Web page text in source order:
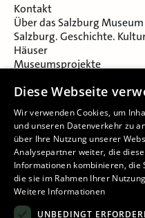
Kontakt
Über das Salzburg Museum
Salzburg. Geschichte.
Häuser
Museumsprojekte
Museumsverein Celtic
Impressum
Diese Webseite
Wir verwenden Cookies, um
und unseren Datenverkehr zu
über Ihre Nutzung unserer
Analysepartner weiter, die
Informationen kombinieren,
die sie im Rahmen Ihrer
Weitere Informationen
UNBEDINGT